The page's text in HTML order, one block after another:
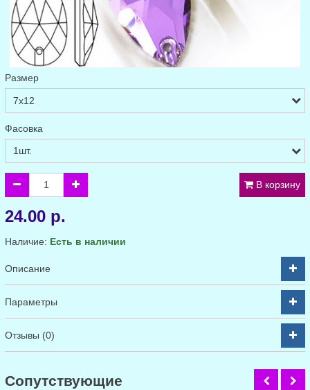
Размер
Фасовка
В корзину
24.00 р.
Наличие: Есть в наличии
Описание
Параметры
Отзывы (0)
Cопутствующие